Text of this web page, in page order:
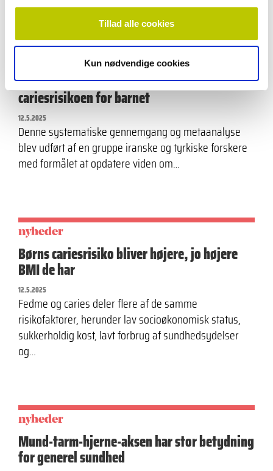
Tillad alle cookies
Kun nødvendige cookies
Rygning under graviditeten øger
cariesrisikoen for barnet
12.5.2025
Denne systematiske gennemgang og metaanalyse
blev udført af en gruppe iranske og tyrkiske forskere
med formålet at opdatere viden om…
nyheder
Børns cariesrisiko bliver højere, jo højere
BMI de har
12.5.2025
Fedme og caries deler flere af de samme
risikofaktorer, herunder lav socioøkonomisk status,
sukkerholdig kost, lavt forbrug af sundhedsydelser
og…
nyheder
Mund-tarm-hjerne-aksen har stor betydning
for generel sundhed